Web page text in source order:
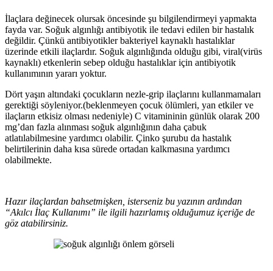
İlaçlara değinecek olursak öncesinde şu bilgilendirmeyi yapmakta
fayda var. Soğuk algınlığı antibiyotik ile tedavi edilen bir hastalık
değildir. Çünkü antibiyotikler bakteriyel kaynaklı hastalıklar
üzerinde etkili ilaçlardır. Soğuk algınlığında olduğu gibi, viral(virüs
kaynaklı) etkenlerin sebep olduğu hastalıklar için antibiyotik
kullanımının yararı yoktur.
Dört yaşın altındaki çocukların nezle-grip ilaçlarını kullanmamaları
gerektiği söyleniyor.(beklenmeyen çocuk ölümleri, yan etkiler ve
ilaçların etkisiz olması nedeniyle) C vitamininin günlük olarak 200
mg’dan fazla alınması soğuk algınlığının daha çabuk
atlatılabilmesine yardımcı olabilir. Çinko şurubu da hastalık
belirtilerinin daha kısa sürede ortadan kalkmasına yardımcı
olabilmekte.
Hazır ilaçlardan bahsetmişken, isterseniz bu yazının ardından
“Akılcı İlaç Kullanımı” ile ilgili hazırlamış olduğumuz içeriğe de
göz atabilirsiniz.